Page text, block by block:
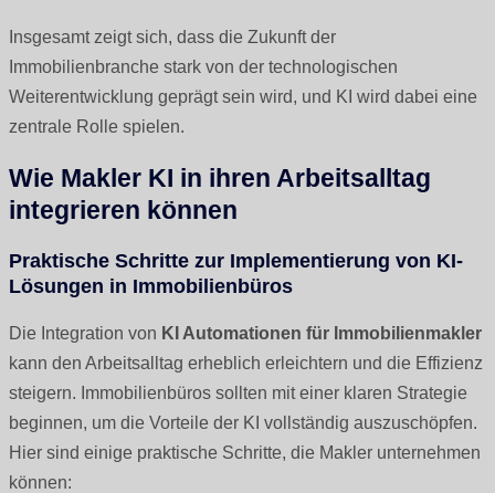
Insgesamt zeigt sich, dass die Zukunft der
Immobilienbranche stark von der technologischen
Weiterentwicklung geprägt sein wird, und KI wird dabei eine
zentrale Rolle spielen.
Wie Makler KI in ihren Arbeitsalltag
integrieren können
Praktische Schritte zur Implementierung von KI-
Lösungen in Immobilienbüros
Die Integration von KI Automationen für Immobilienmakler
kann den Arbeitsalltag erheblich erleichtern und die Effizienz
steigern. Immobilienbüros sollten mit einer klaren Strategie
beginnen, um die Vorteile der KI vollständig auszuschöpfen.
Hier sind einige praktische Schritte, die Makler unternehmen
können: